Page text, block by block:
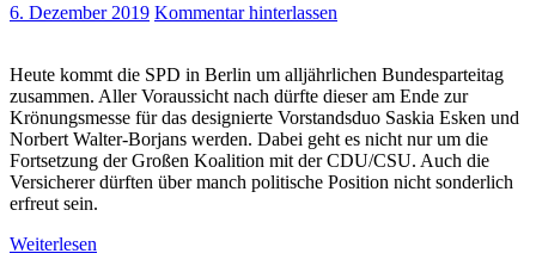
6. Dezember 2019 Kommentar hinterlassen
Heute kommt die SPD in Berlin um alljährlichen Bundesparteitag
zusammen. Aller Voraussicht nach dürfte dieser am Ende zur
Krönungsmesse für das designierte Vorstandsduo Saskia Esken und
Norbert Walter-Borjans werden. Dabei geht es nicht nur um die
Fortsetzung der Großen Koalition mit der CDU/CSU. Auch die
Versicherer dürften über manch politische Position nicht sonderlich
erfreut sein.
Weiterlesen